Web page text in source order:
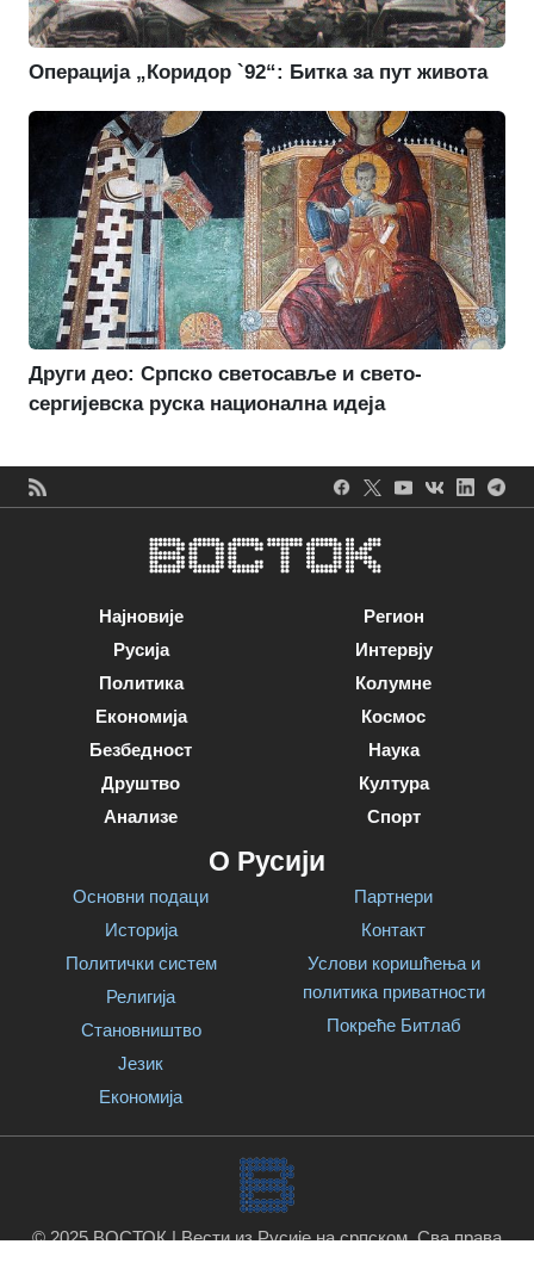
Операција „Коридор `92“: Битка за пут живота
Други део: Српско светосавље и свето-
сергијевска руска национална идеја
Најновије
Русија
Политика
Економија
Безбедност
Друштво
Анализе
Регион
Интервју
Колумне
Космос
Наука
Култура
Спорт
О Русији
Основни подаци
Историја
Политички систем
Религија
Становништво
Језик
Економија
Партнери
Контакт
Услови коришћења и
политика приватности
Покреће Битлаб
© 2025 ВОСТОК | Вести из Русије на српском. Сва права